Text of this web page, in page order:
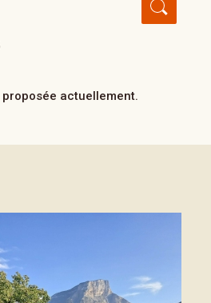
actuellement.